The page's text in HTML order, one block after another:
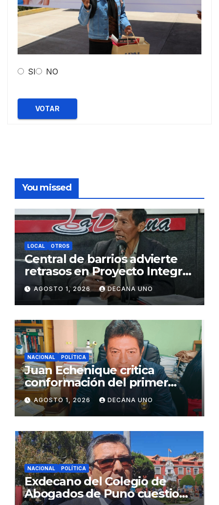
SI NO
VOTAR
You missed
LOCAL OTROS
Central de barrios advierte
retrasos en Proyecto Integral
de Agua y Alcantarillado para
Juliaca
AGOSTO 1, 2026 DECANA UNO
NACIONAL POLÍTICA
Juan Echenique critica
conformación del primer
gabinete ministerial de Keiko
Fujimori
AGOSTO 1, 2026 DECANA UNO
NACIONAL POLÍTICA
Exdecano del Colegio de
Abogados de Puno cuestiona